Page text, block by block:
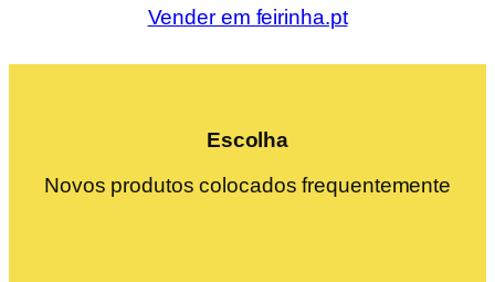
Vender em feirinha.pt
Escolha
Novos produtos colocados frequentemente